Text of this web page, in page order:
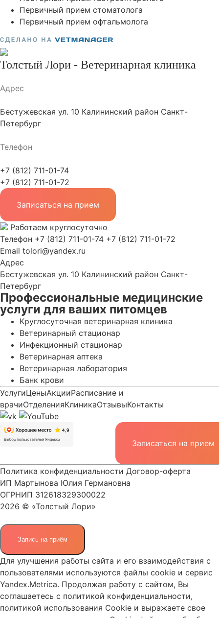
Толстый Лори - Ветеринарная клиника
Адрес
Бестужевская ул. 10 Калининский район Санкт-
Петербург
Телефон
+7 (812) 711-01-74
+7 (812) 711-01-72
Записаться на прием
Работаем круглосуточно
Телефон +7 (812) 711-01-74 +7 (812) 711-01-72
Email tolori@yandex.ru
Адрес
Бестужевская ул. 10 Калининский район Санкт-
Петербург
Профессиональные медицинские
услуги для ваших питомцев
Круглосуточная ветеринарная клиника
Ветеринарный стационар
Инфекционный стационар
Ветеринарная аптека
Ветеринарная лаборатория
Банк крови
УслугиЦеныАкцииРасписание и
врачиОтделенияКлиникаОтзывыКонтакты
Записаться на прием
Политика конфиденциальности Договор-оферта
ИП Мартынова Юлия Германовна
ОГРНИП 312618329300022
2026 © «Толстый Лори»
Запись на приём
Для улучшения работы сайта и его взаимодействия с
пользователями используются файлы cookie и сервис
Yandex.Metrica. Продолжая работу с сайтом, Вы
соглашаетесь с политикой конфиденциальности,
политикой использования Cookie и выражаете свое